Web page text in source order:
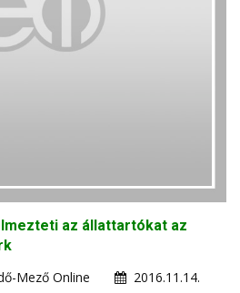
az állattartókat az
Mező Online
2016.11.14.